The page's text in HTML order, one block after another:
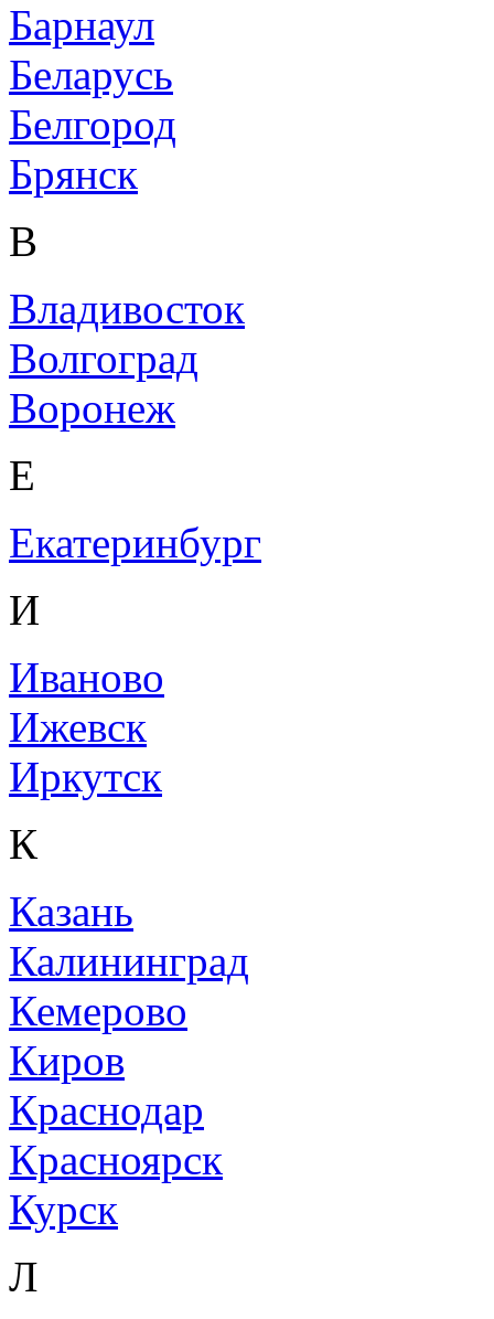
Барнаул
Беларусь
Белгород
Брянск
В
Владивосток
Волгоград
Воронеж
Е
Екатеринбург
И
Иваново
Ижевск
Иркутск
К
Казань
Калининград
Кемерово
Киров
Краснодар
Красноярск
Курск
Л